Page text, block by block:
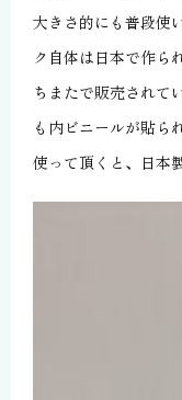
大きさ的にも普段使
ク自体は日本で作ら
ちまたで販売されて
も内ビニールが貼ら
使って頂くと、日本